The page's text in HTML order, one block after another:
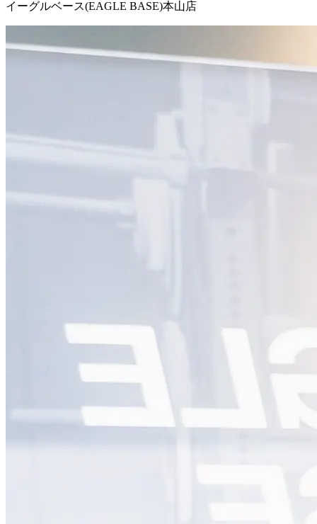
イーグルベース(EAGLE BASE)本山店